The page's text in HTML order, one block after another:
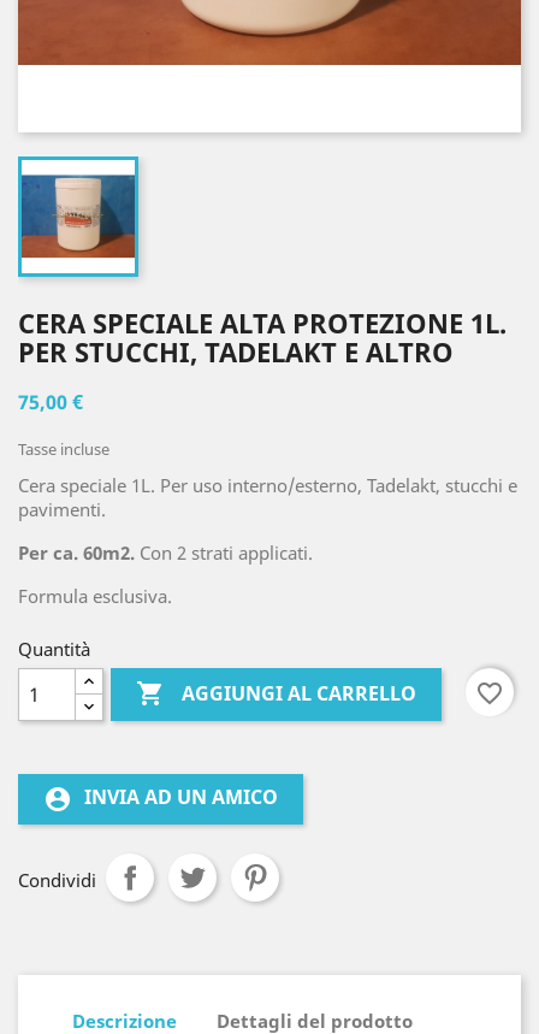
CERA SPECIALE ALTA PROTEZIONE 1L.
PER STUCCHI, TADELAKT E ALTRO
75,00 €
Tasse incluse
Cera speciale 1L. Per uso interno/esterno, Tadelakt, stucchi e
pavimenti.
Per ca. 60m2. Con 2 strati applicati.
Formula esclusiva.
Quantità
 AGGIUNGI AL CARRELLO favorite_border
account_circle INVIA AD UN AMICO
Condividi
Descrizione Dettagli del prodotto